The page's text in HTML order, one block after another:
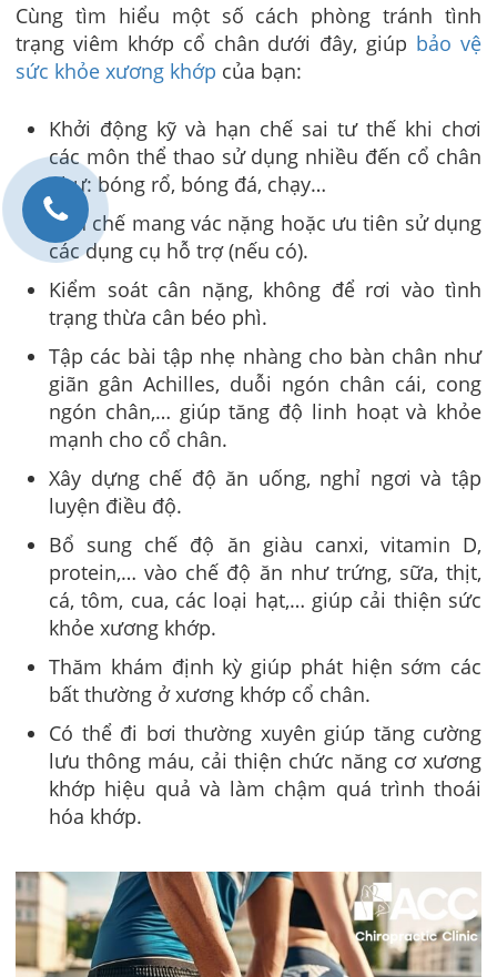
Cùng tìm hiểu một số cách phòng tránh tình
trạng viêm khớp cổ chân dưới đây, giúp bảo vệ
sức khỏe xương khớp của bạn:
Khởi động kỹ và hạn chế sai tư thế khi chơi
các môn thể thao sử dụng nhiều đến cổ chân
như: bóng rổ, bóng đá, chạy…
Hạn chế mang vác nặng hoặc ưu tiên sử dụng
các dụng cụ hỗ trợ (nếu có).
Kiểm soát cân nặng, không để rơi vào tình
trạng thừa cân béo phì.
Tập các bài tập nhẹ nhàng cho bàn chân như
giãn gân Achilles, duỗi ngón chân cái, cong
ngón chân,… giúp tăng độ linh hoạt và khỏe
mạnh cho cổ chân.
Xây dựng chế độ ăn uống, nghỉ ngơi và tập
luyện điều độ.
Bổ sung chế độ ăn giàu canxi, vitamin D,
protein,… vào chế độ ăn như trứng, sữa, thịt,
cá, tôm, cua, các loại hạt,… giúp cải thiện sức
khỏe xương khớp.
Thăm khám định kỳ giúp phát hiện sớm các
bất thường ở xương khớp cổ chân.
Có thể đi bơi thường xuyên giúp tăng cường
lưu thông máu, cải thiện chức năng cơ xương
khớp hiệu quả và làm chậm quá trình thoái
hóa khớp.